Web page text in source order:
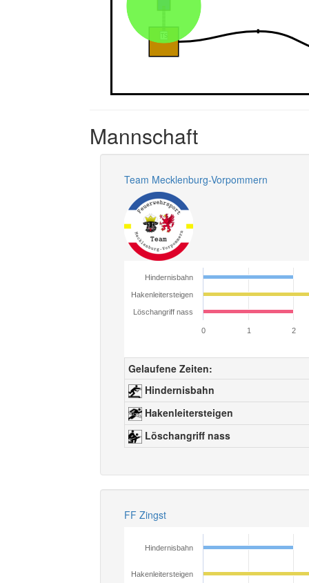
Mannschaft
Team Mecklenburg-Vorpommern
Hindernisbahn
Hakenleitersteigen
Löschangriff nass
0 1 2
Gelaufene Zeiten:
Hindernisbahn
Hakenleitersteigen
Löschangriff nass
FF Zingst
Hindernisbahn
Hakenleitersteigen